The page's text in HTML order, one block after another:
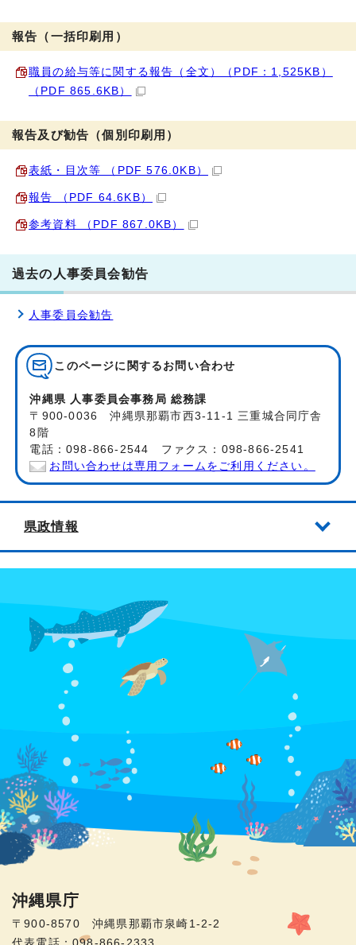
報告（一括印刷用）
職員の給与等に関する報告（全文）（PDF：1,525KB）
（PDF 865.6KB）
報告及び勧告（個別印刷用）
表紙・目次等 （PDF 576.0KB）
報告 （PDF 64.6KB）
参考資料 （PDF 867.0KB）
過去の人事委員会勧告
人事委員会勧告
このページに関する お問い合わせ
沖縄県 人事委員会事務局 総務課
〒900-0036 沖縄県那覇市西3-11-1 三重城合同庁舎
8階
電話：098-866-2544 ファクス：098-866-2541
お問い合わせは専用フォームをご利用ください。
県政情報
沖縄県庁
〒900-8570 沖縄県那覇市泉崎1-2-2